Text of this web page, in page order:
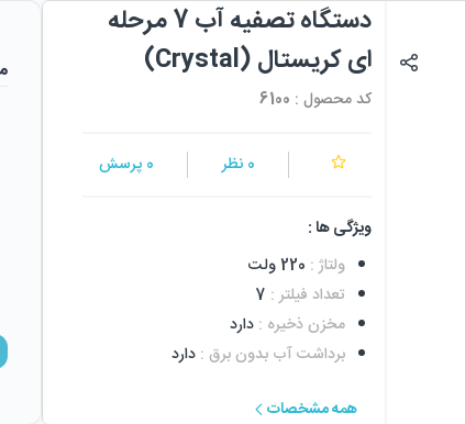
دستگاه تصفیه آب 7 مرحله
ای کریستال (Crystal)
کد محصول : 6100
0 نظر 0 پرسش
ویژگی ها :
ولتاژ: 220 ولت
تعداد فیلتر:
7
مخزن ذخیره : دارد
برداشت آب بدون برق : دارد
همه مشخصات